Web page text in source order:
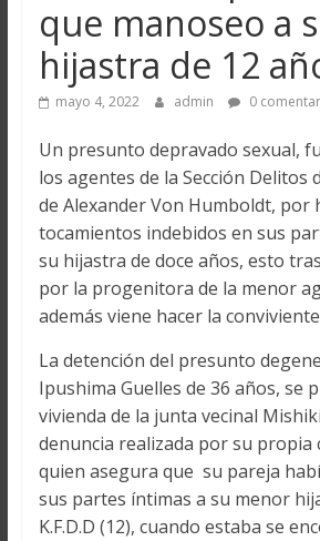
que manoseo a
hijastra de 12
mayo 4, 2022 admin 0
Un presunto depravado sexual,
los agentes de la Sección Delitos
de Alexander Von Humboldt, por
tocamientos indebidos en sus
su hijastra de doce años, esto
por la progenitora de la menor
además viene hacer la
La detención del presunto
Ipushima Guelles de 36 años, se
vivienda de la junta vecinal
denuncia realizada por su propia
quien asegura que su pareja
sus partes íntimas a su menor
K.F.D.D (12), cuando estaba se